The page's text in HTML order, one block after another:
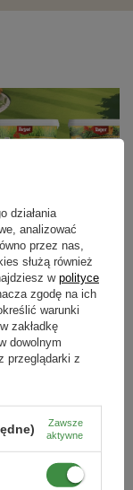
nawożenie roślin –
ogród na zimę?
nawożenie to kluczowy
wzmocnić rośliny przed
zimy i przygotować je
bujnego wzrostu wiosną.
działania
analizować
przez nas,
służą również
w polityce
zgodę na ich
warunki
zakładkę
dowolnym
przeglądarki z
Zawsze
aktywne